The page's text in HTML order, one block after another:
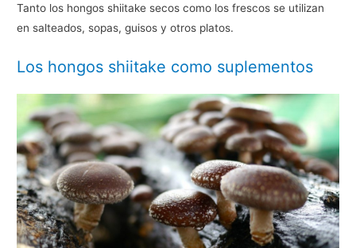
Tanto los hongos shiitake secos como los frescos se utilizan
en salteados, sopas, guisos y otros platos.
Los hongos shiitake como suplementos